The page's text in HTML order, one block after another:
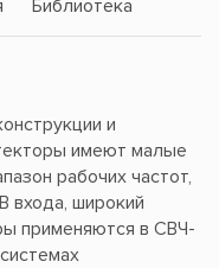
Библиотека
и
имеют малые
рабочих частот,
входа, широкий
применяются в СВЧ-